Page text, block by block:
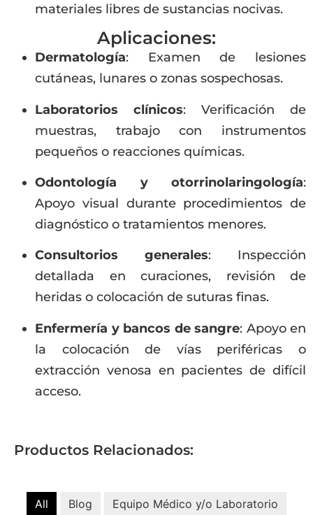
materiales libres de sustancias nocivas.
Aplicaciones:
Dermatología: Examen de lesiones
cutáneas, lunares o zonas sospechosas.
Laboratorios clínicos: Verificación de
muestras, trabajo con instrumentos
pequeños o reacciones químicas.
Odontología y otorrinolaringología:
Apoyo visual durante procedimientos de
diagnóstico o tratamientos menores.
Consultorios generales: Inspección
detallada en curaciones, revisión de
heridas o colocación de suturas finas.
Enfermería y bancos de sangre: Apoyo en
la colocación de vías periféricas o
extracción venosa en pacientes de difícil
acceso.
Productos Relacionados:
All Blog Equipo Médico y/o Laboratorio